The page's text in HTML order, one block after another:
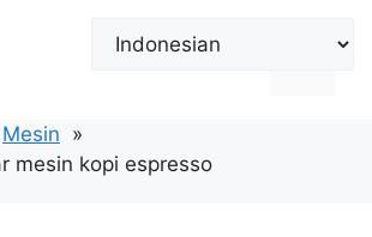
Mesin
mesin kopi espresso